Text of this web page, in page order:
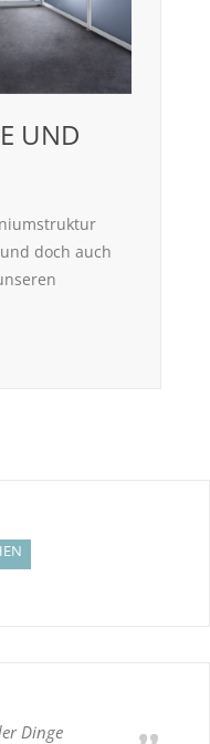
UND
doch auch
Dinge